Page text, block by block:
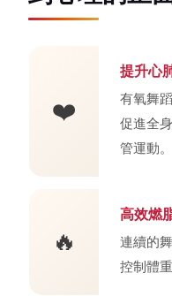
❤️
提升心
有氧舞
促進全
管運動。
🔥
高效燃
連續的
控制體